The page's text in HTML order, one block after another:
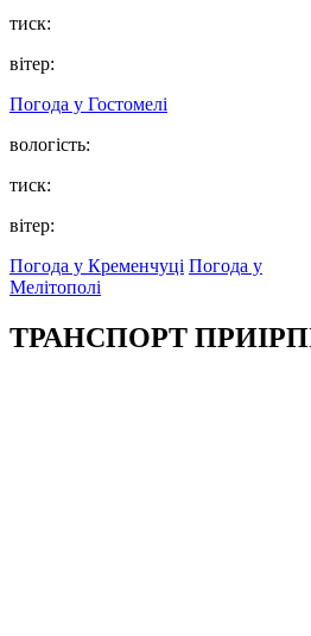
тиск:
вітер:
Погода у Гостомелі
вологість:
тиск:
вітер:
Погода у Кременчуці Погода у
Мелітополі
ТРАНСПОРТ